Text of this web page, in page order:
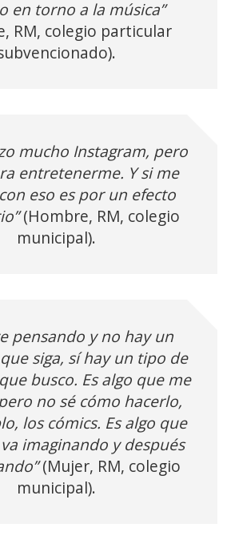
en torno a la música”
RM, colegio particular
mucho Instagram, pero
entretenerme. Y si me
eso es por un efecto
(Hombre, RM, colegio
municipal).
pensando y no hay un
siga, sí hay un tipo de
busco. Es algo que me
no sé cómo hacerlo,
los cómics. Es algo que
imaginando y después
(Mujer, RM, colegio
municipal).